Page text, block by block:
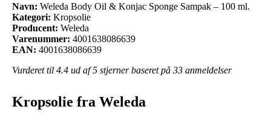
Navn: Weleda Body Oil & Konjac Sponge Sampak – 100 ml.
Kategori: Kropsolie
Producent: Weleda
Varenummer: 4001638086639
EAN: 4001638086639
Vurderet til 4.4 ud af 5 stjerner baseret på 33 anmeldelser
Kropsolie fra Weleda